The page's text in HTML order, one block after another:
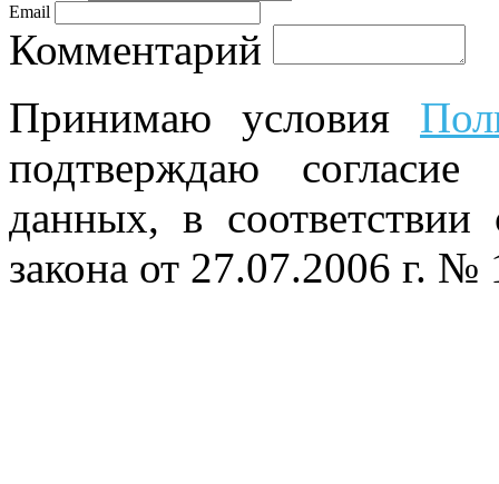
Email
Комментарий
Принимаю условия
подтверждаю
данных, в
закона от 27.07.2006 г.